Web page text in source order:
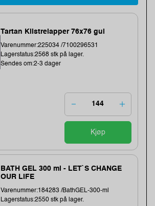
Tartan Klistrelapper 76x76 gul
Varenummer:225034 /7100296531
Lagerstatus:2568 stk på lager.
Sendes om:2-3 dager
Kjøp
BATH GEL 300 ml - LET`S CHANGE
OUR LIFE
Varenummer:184283 /BathGEL-300-ml
Lagerstatus:2550 stk på lager.